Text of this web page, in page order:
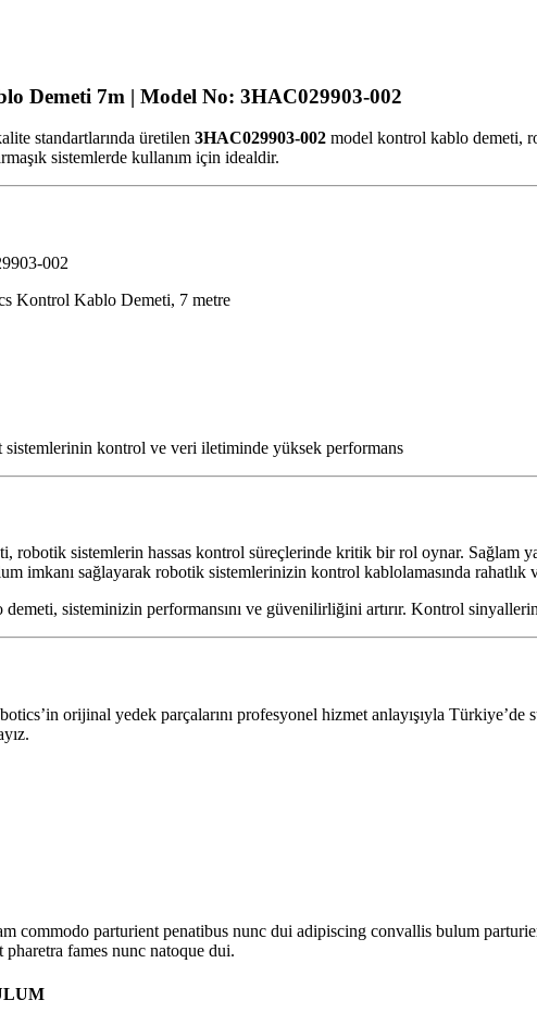
Demeti 7m | Model No: 3HAC029903-002
standartlarında üretilen 3HAC029903-002 model kontrol kablo demeti,
sistemlerde kullanım için idealdir.
002
Kontrol Kablo Demeti, 7 metre
kontrol ve veri iletiminde yüksek performans
sistemlerin hassas kontrol süreçlerinde kritik bir rol oynar. Sağlam
imkanı sağlayarak robotik sistemlerinizin kontrol kablolamasında rahatlık
sisteminizin performansını ve güvenilirliğini artırır. Kontrol
orijinal yedek parçalarını profesyonel hizmet anlayışıyla
commodo parturient penatibus nunc dui adipiscing convallis bulum
fames nunc natoque dui.